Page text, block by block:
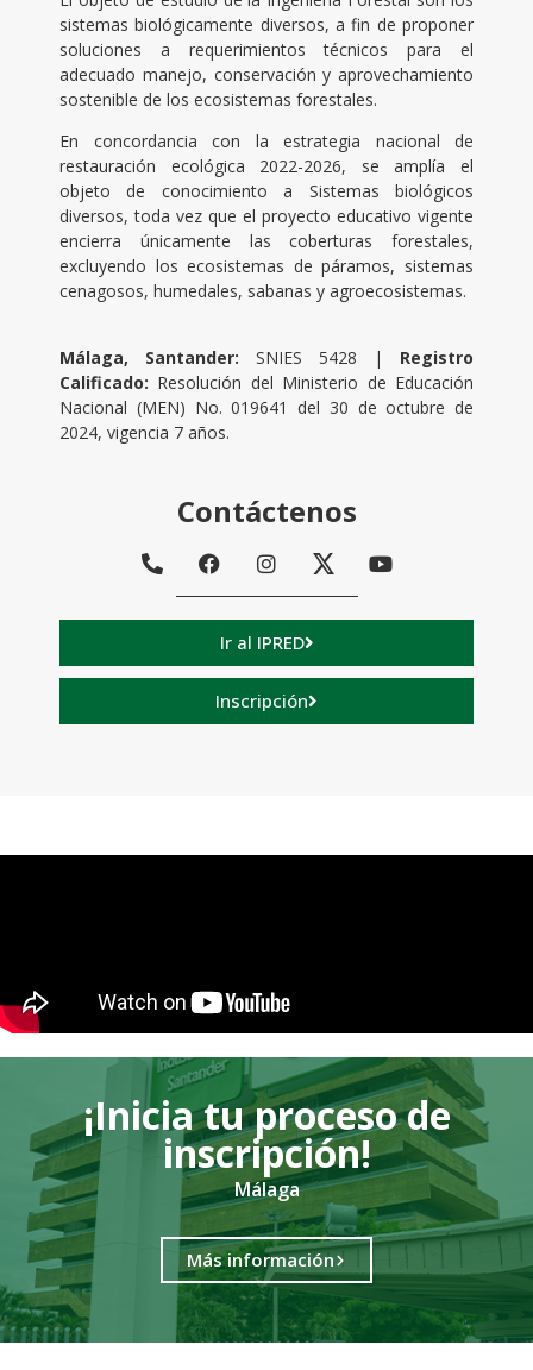
sistemas biológicamente diversos, a fin de proponer
soluciones a requerimientos técnicos para el
adecuado manejo, conservación y aprovechamiento
sostenible de los ecosistemas forestales.
En concordancia con la estrategia nacional de
restauración ecológica 2022-2026, se amplía el
objeto de conocimiento a Sistemas biológicos
diversos, toda vez que el proyecto educativo vigente
encierra únicamente las coberturas forestales,
excluyendo los ecosistemas de páramos, sistemas
cenagosos, humedales, sabanas y agroecosistemas.
Málaga, Santander: SNIES 5428 | Registro
Calificado: Resolución del Ministerio de Educación
Nacional (MEN) No. 019641 del 30 de octubre de
2024, vigencia 7 años.
Contáctenos
Ir al IPRED
Inscripción
¡Inicia tu proceso de
inscripción!
Málaga
Más información